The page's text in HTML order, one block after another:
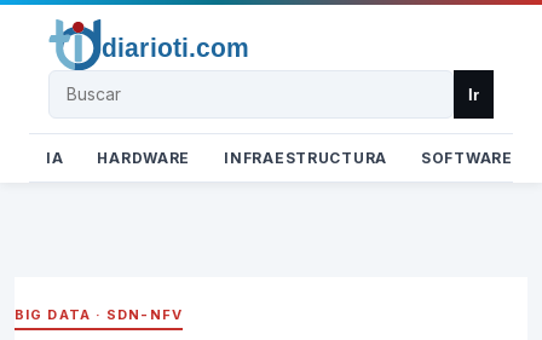
Buscar Ir
IA HARDWARE INFRAESTRUCTURA SOFTWARE
BIG DATA · SDN-NFV